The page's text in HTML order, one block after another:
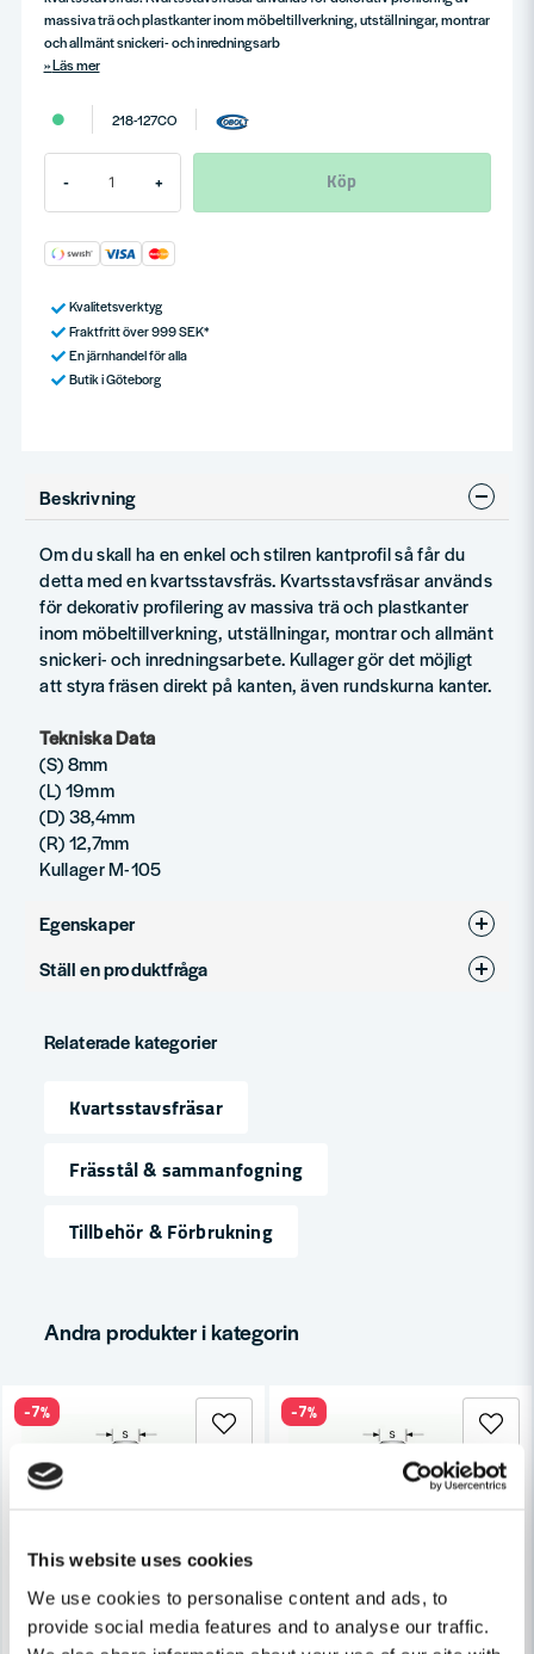
This website uses cookies
We use cookies to personalise content and ads, to
provide social media features and to analyse our traffic.
massiva trä och plastkanter inom möbeltillverkning, utställningar, montrar
och allmänt snickeri- och inredningsarb
Läs mer
218-127CO
- + Köp
Kvalitetsverktyg
Fraktfritt över 999 SEK*
En järnhandel för alla
Butik i Göteborg
Beskrivning
Om du skall ha en enkel och stilren kantprofil så får du
detta med en kvartsstavsfräs. Kvartsstavsfräsar används
för dekorativ profilering av massiva trä och plastkanter
inom möbeltillverkning, utställningar, montrar och allmänt
snickeri- och inredningsarbete. Kullager gör det möjligt
att styra fräsen direkt på kanten, även rundskurna kanter.
Tekniska Data
(S) 8mm
(L) 19mm
(D) 38,4mm
(R) 12,7mm
Kullager M-105
Egenskaper
Produkttyp
Ställ en produktfråga
Fråga oss något om denna produkten...
Namn
email
Skicka fråga
Relaterade kategorier
Kvartsstavsfräsar
Frässtål & sammanfogning
Tillbehör & Förbrukning
Andra produkter i kategorin
-7% -7%